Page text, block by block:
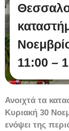
11:00 –
Ανοιχτά τα
Κυριακή 30
ενόψει της